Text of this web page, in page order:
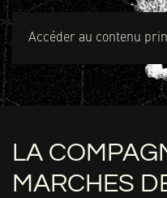
Accéder au contenu
MENU
LA
MARCHES